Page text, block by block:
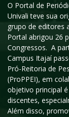
O Portal de
Univali teve sua
grupo de editores
Portal abrigou 26
Congressos. A
Campus Itajaí
Pró-Reitoria de
(ProPPEI), em
objetivo principal
discentes,
Além disso,